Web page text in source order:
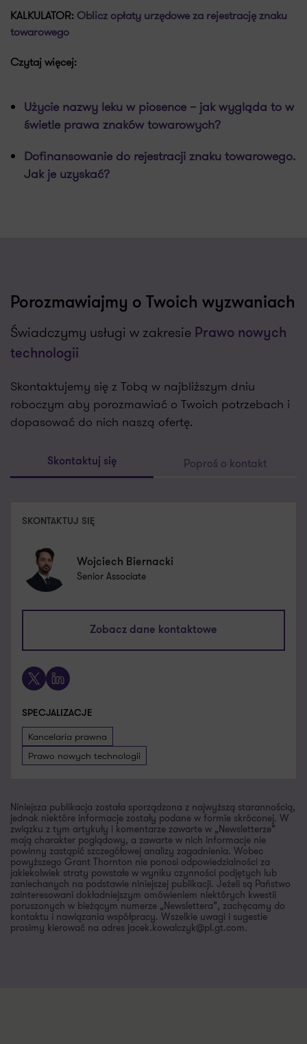
KALKULATOR: Oblicz opłaty urzędowe za rejestrację znaku
towarowego
Czytaj więcej:
Użycie nazwy leku w piosence – jak wygląda to w
świetle prawa znaków towarowych?
Dofinansowanie do rejestracji znaku towarowego.
Jak je uzyskać?
Porozmawiajmy o Twoich wyzwaniach
Świadczymy usługi w zakresie Prawo nowych
technologii
Skontaktujemy się z Tobą w najbliższym dniu
roboczym aby porozmawiać o Twoich potrzebach i
dopasować do nich naszą ofertę.
Skontaktuj się Poproś o kontakt
SKONTAKTUJ SIĘ
Wojciech Biernacki
Senior Associate
Zobacz dane kontaktowe
X LinkedIn
SPECJALIZACJE
Kancelaria prawna
Prawo nowych technologii
Niniejsza publikacja została sporządzona z najwyższą starannością,
jednak niektóre informacje zostały podane w formie skróconej. W
związku z tym artykuły i komentarze zawarte w „Newsletterze”
mają charakter poglądowy, a zawarte w nich informacje nie
powinny zastąpić szczegółowej analizy zagadnienia. Wobec
powyższego Grant Thornton nie ponosi odpowiedzialności za
jakiekolwiek straty powstałe w wyniku czynności podjętych lub
zaniechanych na podstawie niniejszej publikacji. Jeżeli są Państwo
zainteresowani dokładniejszym omówieniem niektórych kwestii
poruszonych w bieżącym numerze „Newslettera”, zachęcamy do
kontaktu i nawiązania współpracy. Wszelkie uwagi i sugestie
prosimy kierować na adres jacek.kowalczyk@pl.gt.com.